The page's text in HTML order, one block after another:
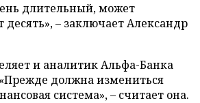
длительный, может
десять», – заключает Александр
и аналитик Альфа-Банка
должна измениться
система», – считает она.